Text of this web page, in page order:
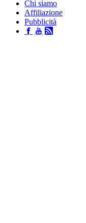
Chi siamo
Affiliazione
Pubblicità